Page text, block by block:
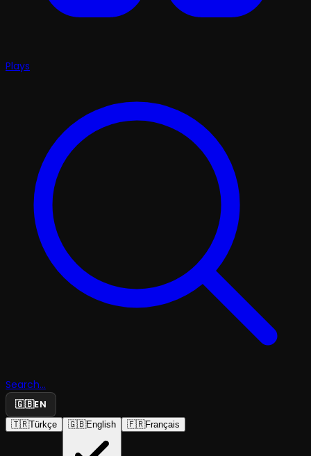
Plays
Search...
🇬🇧EN
🇹🇷Türkçe 🇬🇧English 🇫🇷Français